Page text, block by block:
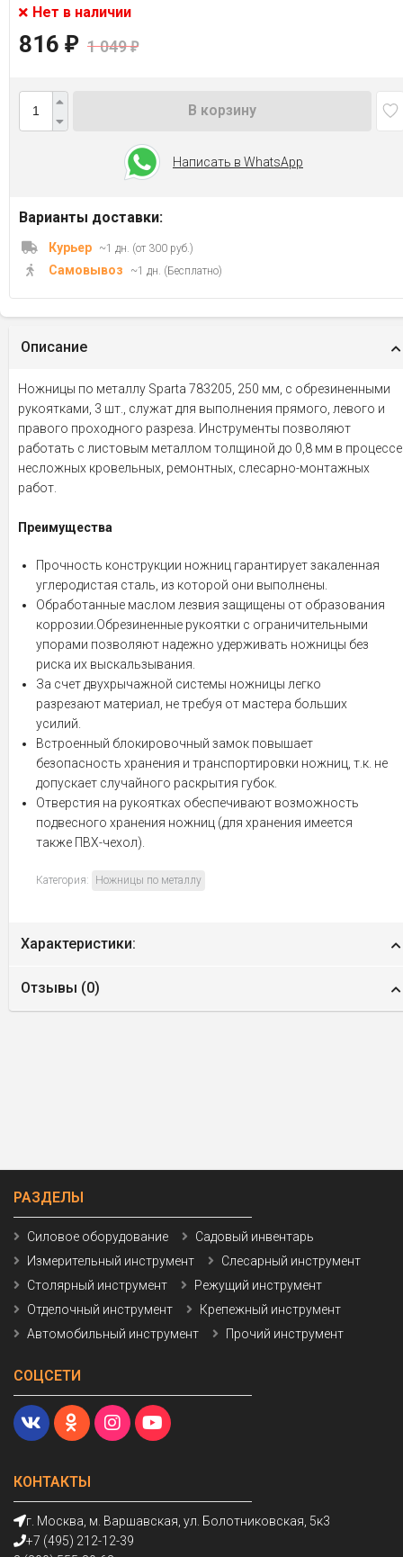
Нет в наличии
816 ₽ 1 049₽
В корзину
Написать в WhatsApp
Варианты доставки:
Курьер ~1 дн. (от 300 руб.)
Самовывоз ~1 дн. (Бесплатно)
Описание
Ножницы по металлу Sparta 783205, 250 мм, с обрезиненными
рукоятками, 3 шт., служат для выполнения прямого, левого и
правого проходного разреза. Инструменты позволяют
работать с листовым металлом толщиной до 0,8 мм в процессе
несложных кровельных, ремонтных, слесарно-монтажных
работ.
Преимущества
Прочность конструкции ножниц гарантирует закаленная
углеродистая сталь, из которой они выполнены.
Обработанные маслом лезвия защищены от образования
коррозии.Обрезиненные рукоятки с ограничительными
упорами позволяют надежно удерживать ножницы без
риска их выскальзывания.
За счет двухрычажной системы ножницы легко
разрезают материал, не требуя от мастера больших
усилий.
Встроенный блокировочный замок повышает
безопасность хранения и транспортировки ножниц, т.к. не
допускает случайного раскрытия губок.
Отверстия на рукоятках обеспечивают возможность
подвесного хранения ножниц (для хранения имеется
также ПВХ-чехол).
Категория: Ножницы по металлу
Характеристики:
Отзывы (0)
КОНТАКТЫ
г. Москва, м. Варшавская, ул. Болотниковская, 5к3
+7 (495) 212-12-39
РАЗДЕЛЫ
Силовое оборудование
Садовый инвентарь
Измерительный инструмент
Слесарный инструмент
Столярный инструмент
Режущий инструмент
Отделочный инструмент
Крепежный инструмент
Автомобильный инструмент
Прочий инструмент
СОЦСЕТИ